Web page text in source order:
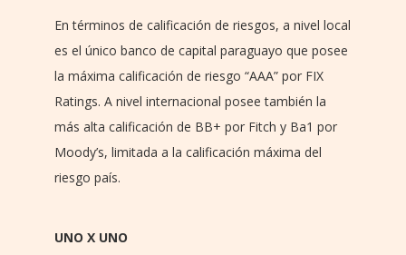
En términos de calificación de riesgos, a nivel local
es el único banco de capital paraguayo que posee
la máxima calificación de riesgo “AAA” por FIX
Ratings. A nivel internacional posee también la
más alta calificación de BB+ por Fitch y Ba1 por
Moody’s, limitada a la calificación máxima del
riesgo país.
UNO X UNO